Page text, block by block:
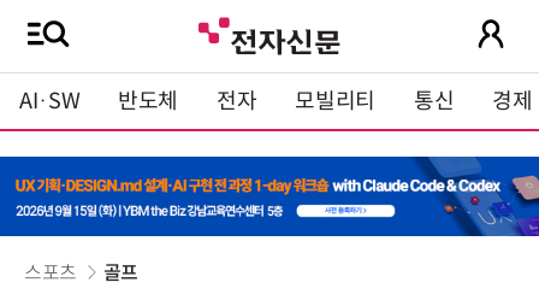
AI·SW 반도체 전자 모빌리티 통신 경제
스포츠 골프